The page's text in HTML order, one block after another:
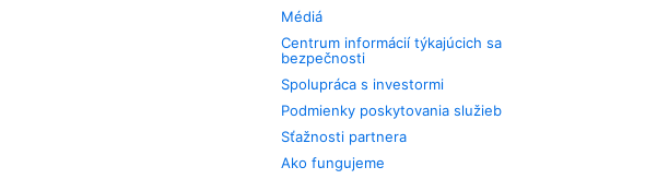
Médiá
Centrum informácií týkajúcich sa
bezpečnosti
Spolupráca s investormi
Podmienky poskytovania služieb
Sťažnosti partnera
Ako fungujeme